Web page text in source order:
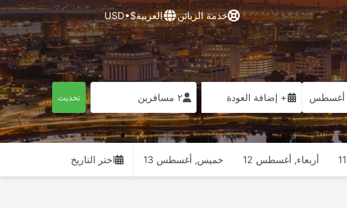
خدمة الزبائن العربية$•USD
+ إضافة العودة ٢ مسافرين تحديث
أربعاء, أغسطس 12 خميس, أغسطس 13 اختر التاريخ